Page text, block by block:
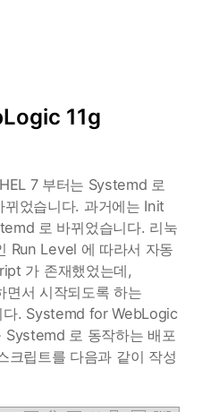
11g
7 부터는 Systemd 로
었습니다. 과거에는 Init
로 바뀌었습니다. 리눅
Run Level 에 따라서 자동
가 존재했었는데,
서 시작되도록 하는
. Systemd for WebLogic
로 동작하는 배포
크립트를 다음과 같이 작성